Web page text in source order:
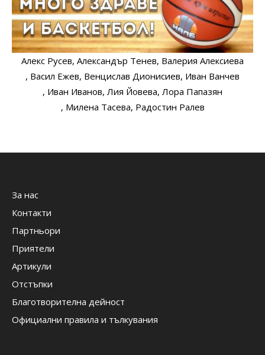
Алекс Русев, Александър Тенев, Валерия Алексиева
, Васил Ежев, Венцислав Дионисиев, Иван Ванчев
, Иван Иванов, Лия Йовева, Лора Папазян
, Милена Тасева, Радостин Ралев
За нас
Контакти
Партньори
Приятели
Артикули
Отстъпки
Благотворителна дейност
Официални правила и тълкувания